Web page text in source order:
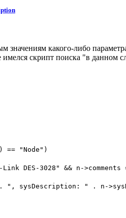
значениям какого-либо
скрипт поиска "в данном
"Node")
3028" && n->comments
" . n-